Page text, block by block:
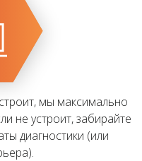
мы максимально
не устроит, забирайте
диагностики (или